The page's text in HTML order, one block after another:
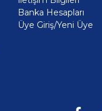
Banka Hesapları
Üye Giriş/Yeni Üye